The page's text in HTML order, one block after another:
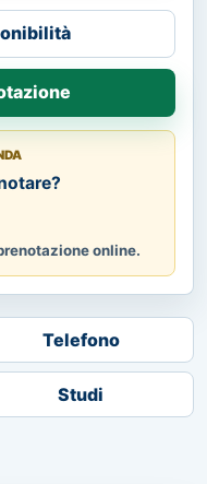
online.
Telefono
Studi